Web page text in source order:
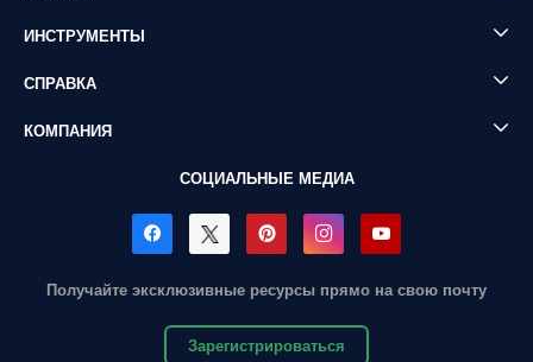
ИНСТРУМЕНТЫ
СПРАВКА
КОМПАНИЯ
СОЦИАЛЬНЫЕ МЕДИА
Получайте эксклюзивные ресурсы прямо на свою почту
Зарегистрироваться